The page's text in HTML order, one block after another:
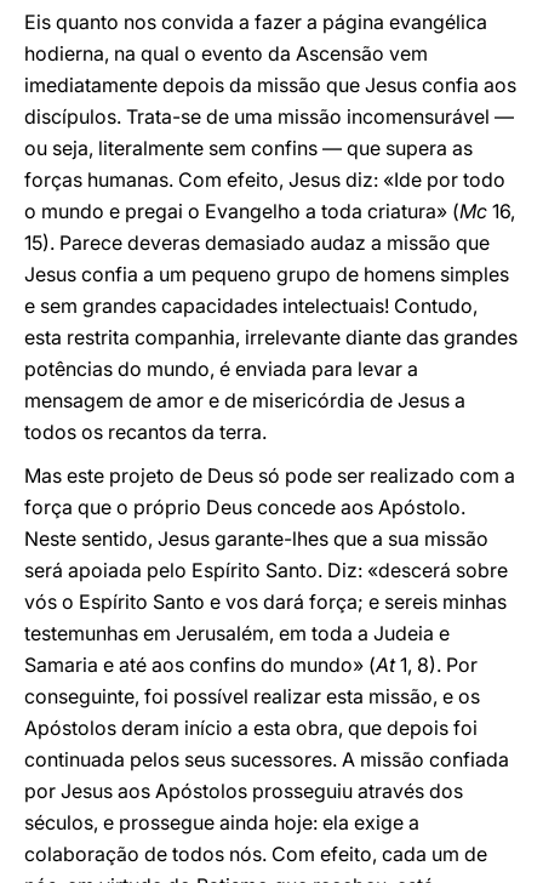
Eis quanto nos convida a fazer a página evangélica
hodierna, na qual o evento da Ascensão vem
imediatamente depois da missão que Jesus confia aos
discípulos. Trata-se de uma missão incomensurável —
ou seja, literalmente sem confins — que supera as
forças humanas. Com efeito, Jesus diz: «Ide por todo
o mundo e pregai o Evangelho a toda criatura» (Mc 16,
15). Parece deveras demasiado audaz a missão que
Jesus confia a um pequeno grupo de homens simples
e sem grandes capacidades intelectuais! Contudo,
esta restrita companhia, irrelevante diante das grandes
potências do mundo, é enviada para levar a
mensagem de amor e de misericórdia de Jesus a
todos os recantos da terra.
Mas este projeto de Deus só pode ser realizado com a
força que o próprio Deus concede aos Apóstolo.
Neste sentido, Jesus garante-lhes que a sua missão
será apoiada pelo Espírito Santo. Diz: «descerá sobre
vós o Espírito Santo e vos dará força; e sereis minhas
testemunhas em Jerusalém, em toda a Judeia e
Samaria e até aos confins do mundo» (At1, 8). Por
conseguinte, foi possível realizar esta missão, e os
Apóstolos deram início a esta obra, que depois foi
continuada pelos seus sucessores. A missão confiada
por Jesus aos Apóstolos prosseguiu através dos
séculos, e prossegue ainda hoje: ela exige a
colaboração de todos nós. Com efeito, cada um de